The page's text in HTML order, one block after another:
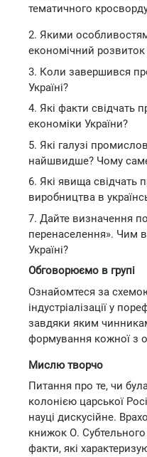
тематичного
2. Якими
економічний розвиток
3. Коли завершився
Україні?
4. Які факти свідчать
економіки України?
5. Які галузі
найшвидше? Чому
6. Які явища свідчать
виробництва в
7. Дайте визначення
перенаселення». Чим
Україні?
Обговорюємо в групі
Ознайомтеся за
індустріалізації у
завдяки яким
формування кожної з
Мислю творчо
Питання про те, чи
колонією царської
науці дискусійне.
книжок О.
факти, які